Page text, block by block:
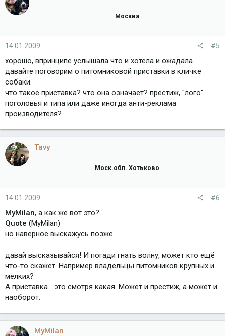
Москва
14.01.2009 #5
хорошо, впринципе услышала что и хотела и ожадала.
давайте поговорим о питомниковой приставки в кличке
собаки.
что такое приставка? что она означает? престиж, "лого"
поголовья и типа или даже иногда анти-реклама
производителя?
Tavy
Моск.обл. Хотьково
14.01.2009 #6
MyMilan, а как же вот это?
Quote (MyMilan)
но наверное выскажусь позже.
давай высказывайся! И погади гнать волну, может кто ещё
что-то скажет. Например владельцы питомников крупных и
мелких?
А приставка... это смотря какая. Может и престиж, а может и
наоборот.
MyMilan